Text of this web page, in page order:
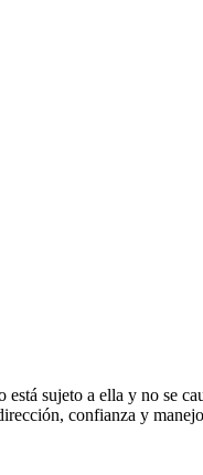
sujeto a ella y no se
confianza y